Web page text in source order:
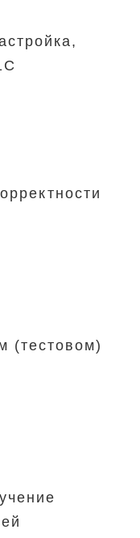
(тестовом)